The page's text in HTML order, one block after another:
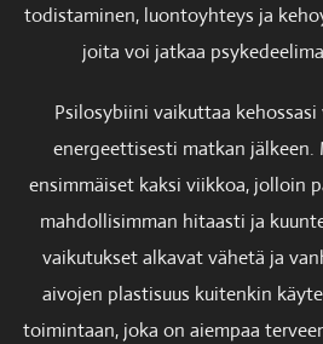
todistaminen, luontoyhteys ja
joita voi jatkaa
Psilosybiini vaikuttaa
energeettisesti matkan
ensimmäiset kaksi viikkoa, jolloin
mahdollisimman hitaasti ja
vaikutukset alkavat vähetä ja
aivojen plastisuus kuitenkin
toimintaan, joka on aiempaa